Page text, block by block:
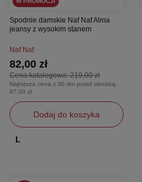
Spodnie damskie Naf Naf Alma
jeansy z wysokim stanem
Naf Naf
Cena katalogowa:219,00 zł
82,00 zł
Najniższa cena z 30 dni przed obniżką:
97,00 zł
Dodaj do koszyka
L